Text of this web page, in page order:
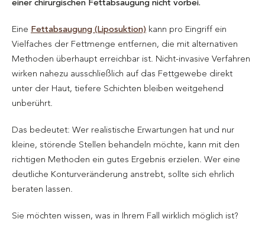
einer chirurgischen Fettabsaugung nicht vorbei.
Eine Fettabsaugung (Liposuktion) kann pro Eingriff ein
Vielfaches der Fettmenge entfernen, die mit alternativen
Methoden überhaupt erreichbar ist. Nicht-invasive Verfahren
wirken nahezu ausschließlich auf das Fettgewebe direkt
unter der Haut, tiefere Schichten bleiben weitgehend
unberührt.
Das bedeutet: Wer realistische Erwartungen hat und nur
kleine, störende Stellen behandeln möchte, kann mit den
richtigen Methoden ein gutes Ergebnis erzielen. Wer eine
deutliche Konturveränderung anstrebt, sollte sich ehrlich
beraten lassen.
Sie möchten wissen, was in Ihrem Fall wirklich möglich ist?